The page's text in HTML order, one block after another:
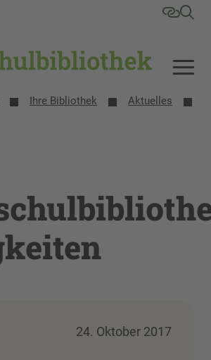
Ihre Bibliothek
Aktuelles
24. Oktober 2017